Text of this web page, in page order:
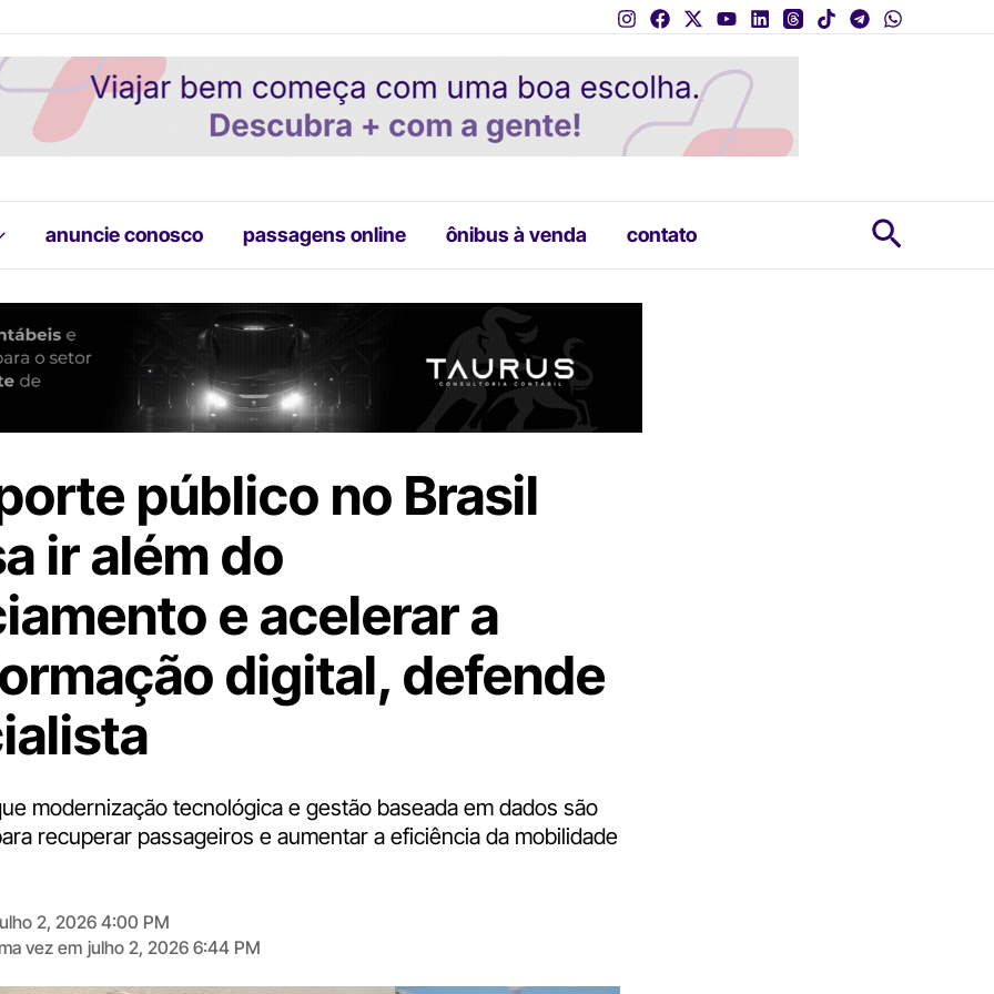
anuncie conosco passagens online ônibus à venda contato
público no Brasil
ir além do
e acelerar a
digital, defende
modernização tecnológica e gestão baseada em dados são
recuperar passageiros e aumentar a eficiência da mobilidade
2, 2026 4:00 PM
vez em julho 2, 2026 6:44 PM